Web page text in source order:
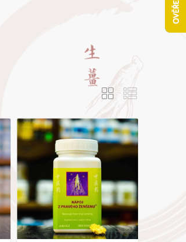
Henan Wanxi
Mattisson JACK N JILL